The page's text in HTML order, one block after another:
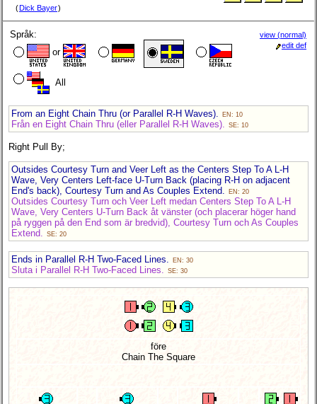
( Dick Bayer)
Språk:
or
All
view (normal)
edit def
From an Eight Chain Thru (or Parallel R-H Waves). EN: 10
Från en Eight Chain Thru (eller Parallel R-H Waves). SE: 10
Right Pull By;
Outsides Courtesy Turn and Veer Left as the Centers Step To A L-H
Wave, Very Centers Left-face U-Turn Back (placing R-H on adjacent
End's back), Courtesy Turn and As Couples Extend.
EN: 20
Outsides Courtesy Turn och Veer Left medan Centers Step To A L-H
Wave, Very Centers U-Turn Back åt vänster (och placerar höger hand
på ryggen på den End som är bredvid), Courtesy Turn och As Couples
Extend. SE: 20
Ends in Parallel R-H Two-Faced Lines. EN: 30
Sluta i Parallel R-H Two-Faced Lines. SE: 30
före
Chain The Square